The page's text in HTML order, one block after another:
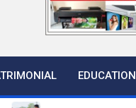
EDUCATION